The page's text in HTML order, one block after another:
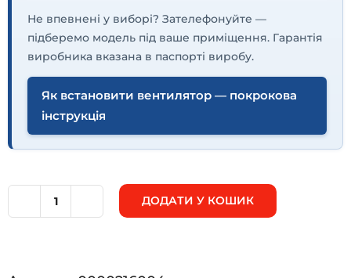
Не впевнені у виборі? Зателефонуйте —
підберемо модель під ваше приміщення. Гарантія
виробника вказана в паспорті виробу.
Як встановити вентилятор — покрокова
інструкція
ДОДАТИ У КОШИК